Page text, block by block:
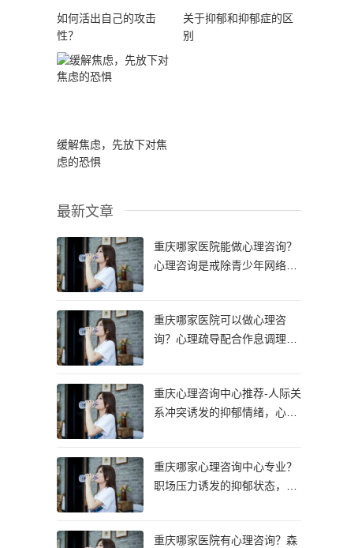
如何活出自己的攻击
性？
关于抑郁和抑郁症的区
别
缓解焦虑，先放下对焦
虑的恐惧
最新文章
重庆哪家医院能做心理咨询？
心理咨询是戒除青少年网络成
重庆哪家医院可以做心理咨
询？心理疏导配合作息调理，
重庆心理咨询中心推荐-人际关
系冲突诱发的抑郁情绪，心理
重庆哪家心理咨询中心专业？
职场压力诱发的抑郁状态，通
重庆哪家医院有心理咨询？森